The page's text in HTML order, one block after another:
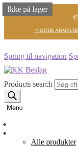
⭐-GODE
Spring til navigation
Products search
Menu
Alle produkter
Ikke på lager
Ikke på lager